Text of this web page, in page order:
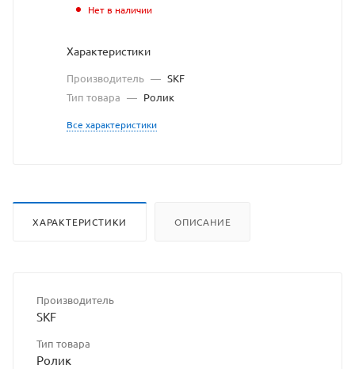
сайта
Нет в наличии
Характеристики
Производитель — SKF
Тип товара — Ролик
Все характеристики
ХАРАКТЕРИСТИКИ ОПИСАНИЕ
Производитель
SKF
Тип товара
Ролик